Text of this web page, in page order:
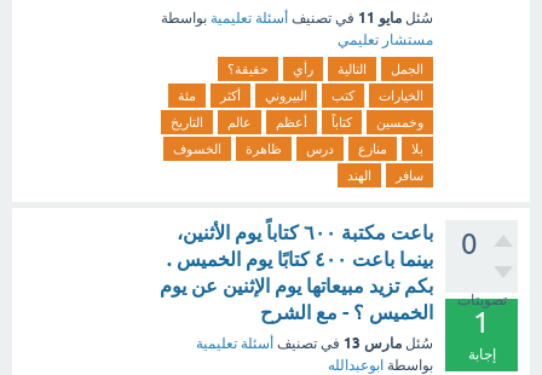
سُئل مايو 11 في تصنيف أسئلة تعليمية بواسطة
مستشار تعليمي
الجمل التالية رأي
حقيقة؟
الخيارات
كتب البيروني أكثر
مئة
وخمسين
كتاباً أعظم عالم
التاريخ
بلا
منازع درس ظاهرة
الخسوف
سافر
الهند
0
تصويتات
1
إجابة
باعت مكتبة ٦٠٠ كتاباً يوم الأثنين،
بينما باعت ٤٠٠ كتابًا يوم الخميس .
بكم تزيد مبيعاتها يوم الإثنين عن يوم
الخميس ؟ - مع الشرح
سُئل مارس 13 في تصنيف أسئلة تعليمية
بواسطة ابوعبدالله